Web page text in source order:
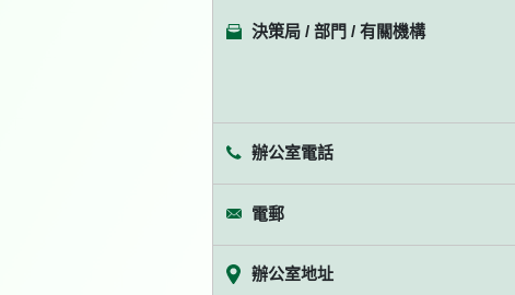
決策局 / 部門 / 有關機構
辦公室電話
電郵
辦公室地址